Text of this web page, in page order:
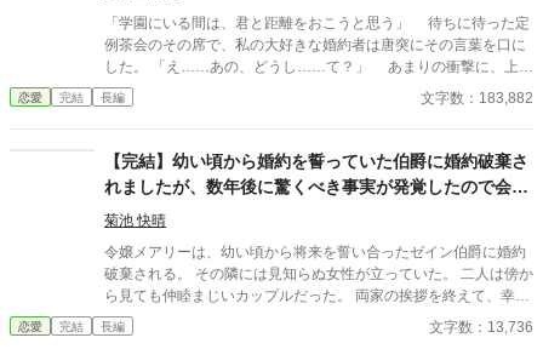
「学園にいる間は、君と距離をおこうと思う」 待ちに待った定
例茶会のその席で、私の大好きな婚約者は唐突にその言葉を口に
した。 「え……あの、どうし……て？」 あまりの衝撃に、上手
く言葉が紡げない。 彼にそんなことを言われるなんて、夢にも
思っていなかったから。 ーーーーーーーーーーーーー 侯爵令嬢
のだった。 吊り目でキツい雰囲気を持つユリアと、女性からの
憧れの的である婚約者。 自分たちが不似合いであることなど、
とうに分かっていることだった。 だから──学園にいる間と言
わず、彼を自分から解放してあげようと思ったのだ。 婚約者へ
の淡い恋心は、心の奥底へとしまいこんで……。 第18回恋愛小説
大賞で、『奨励賞』をいただきましたっ！ ※基本的にゆるふわ設
定です。 ※プロット苦手派なので、話が右往左往するかもしれま
せん。→故に、タグは徐々に追加していきます ※感想に返信して
ると執筆が進まないという鈍足仕様のため、返事は期待しないで
恋愛 完結 長編 文字数：183,882
【完結】幼い頃から婚約を誓っていた伯爵に婚約破棄さ
れましたが、数年後に驚くべき事実が発覚したので会い
に行こうと思います
菊池 快晴
令嬢メアリーは、幼い頃から将来を誓い合ったゼイン伯爵に婚約
破棄される。 その隣には見知らぬ女性が立っていた。 二人は傍か
ら見ても仲睦まじいカップルだった。 両家の挨拶を終えて、幸せ
な結婚前パーティで、その出来事は起こった。 メアリーは彼との
出会いを思い返しながら打ちひしがれる。 数年後、心の傷がよう
恋愛 完結 長編 文字数：13,736